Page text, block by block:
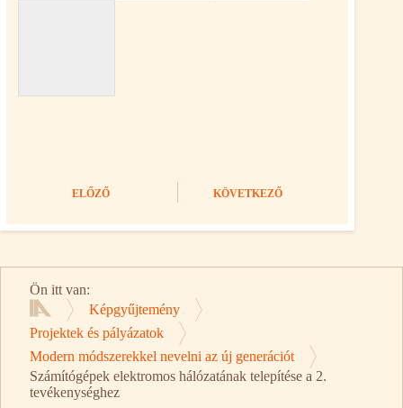
ELŐZŐ KÖVETKEZŐ
Ön itt van:
Kezdőlap
Képgyűjtemény
Projektek és pályázatok
Modern módszerekkel nevelni az új generációt
Számítógépek elektromos hálózatának telepítése a 2.
tevékenységhez